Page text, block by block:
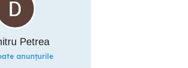
Petrea
anunțurile